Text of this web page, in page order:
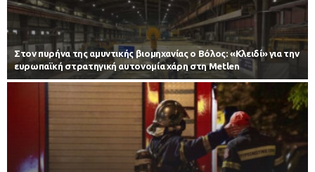
Στον πυρήνα της αμυντικής βιομηχανίας ο Βόλος: «Κλειδί» για την
ευρωπαϊκή στρατηγική αυτονομία χάρη στη Metlen